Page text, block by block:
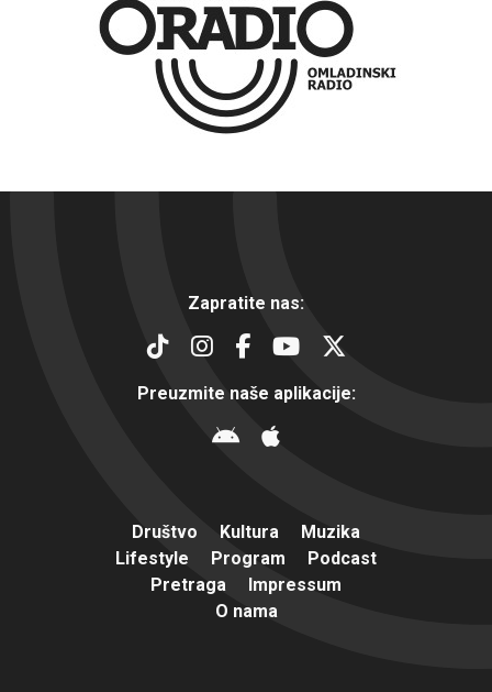
Zapratite nas:
Preuzmite naše aplikacije:
Društvo Kultura
Muzika
Lifestyle
Program
Podcast
Pretraga
Impressum
O nama